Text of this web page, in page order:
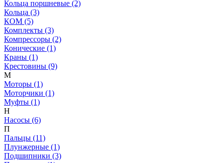
Кольца поршневые (2)
Кольца (3)
КОМ (5)
Комплекты (3)
Компрессоры (2)
Конические (1)
Краны (1)
Крестовины (9)
М
Моторы (1)
Моторчики (1)
Муфты (1)
Н
Насосы (6)
П
Пальцы (11)
Плунжерные (1)
Подшипники (3)